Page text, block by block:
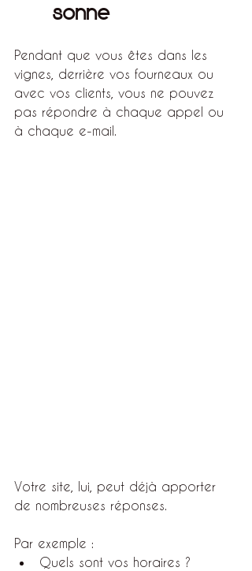
sonne
Pendant que vous êtes dans les
vignes, derrière vos fourneaux ou
avec vos clients, vous ne pouvez
pas répondre à chaque appel ou
à chaque e-mail.
Votre site, lui, peut déjà apporter
de nombreuses réponses.
Par exemple :
Quels sont vos horaires ?